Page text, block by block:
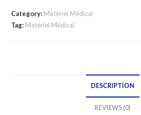
MG16
quantity
Category: Matériel Médical
Tag: Matériel Médical
DESCRIPTION
REVIEWS (0)